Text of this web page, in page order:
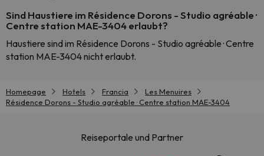
Sind Haustiere im Résidence Dorons - Studio agréable ·
Centre station MAE-3404 erlaubt?
Haustiere sind im Résidence Dorons - Studio agréable · Centre
station MAE-3404 nicht erlaubt.
Homepage Hotels Francia
Les Menuires
Résidence Dorons - Studio agréable · Centre station MAE-3404
Reiseportale und Partner